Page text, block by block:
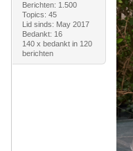
Berichten: 1.500
Topics: 45
Lid sinds: May 2017
Bedankt: 16
140 x bedankt in 120
berichten